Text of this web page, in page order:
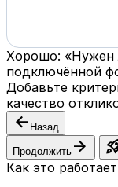
Хорошо: «Нужен
подключённой
Добавьте
качество
arrow_back Назад
Продолжить arrow_forward
Как это работает